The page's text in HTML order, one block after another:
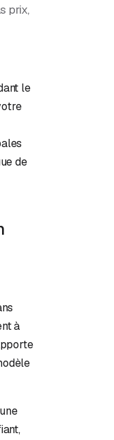
prix,
le
de
à